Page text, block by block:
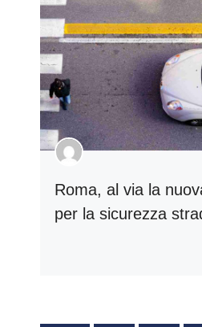
Roma, al via la
per la sicurezza